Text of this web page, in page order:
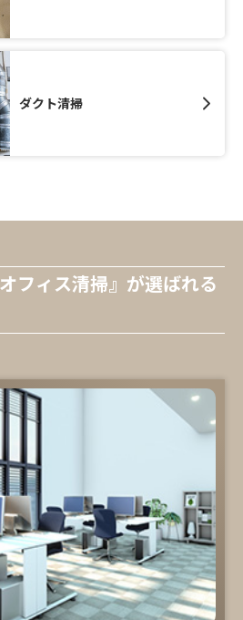
ダクト清掃
フィス清掃』が選ばれる